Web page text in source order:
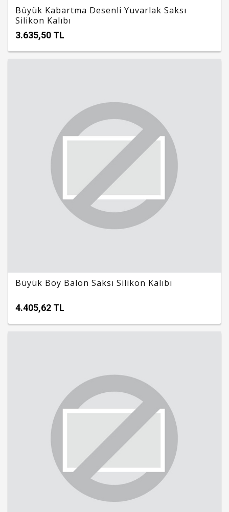
Büyük Kabartma Desenli Yuvarlak Saksı
Silikon Kalıbı
3.635,50 TL
Büyük Boy Balon Saksı Silikon Kalıbı
4.405,62 TL